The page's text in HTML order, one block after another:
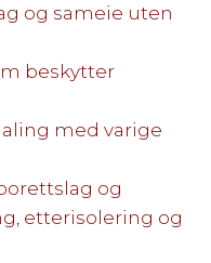
og sameie uten
beskytter
med varige
og
etterisolering og